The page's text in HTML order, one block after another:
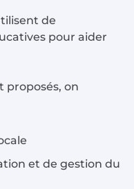
de
pour aider
proposés, on
et de gestion du